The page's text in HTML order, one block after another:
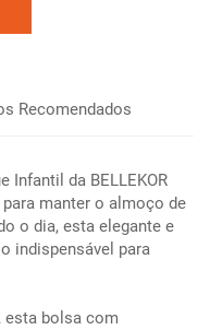
Recomendados
Infantil da BELLEKOR
manter o almoço de
o dia, esta elegante e
indispensável para
esta bolsa com